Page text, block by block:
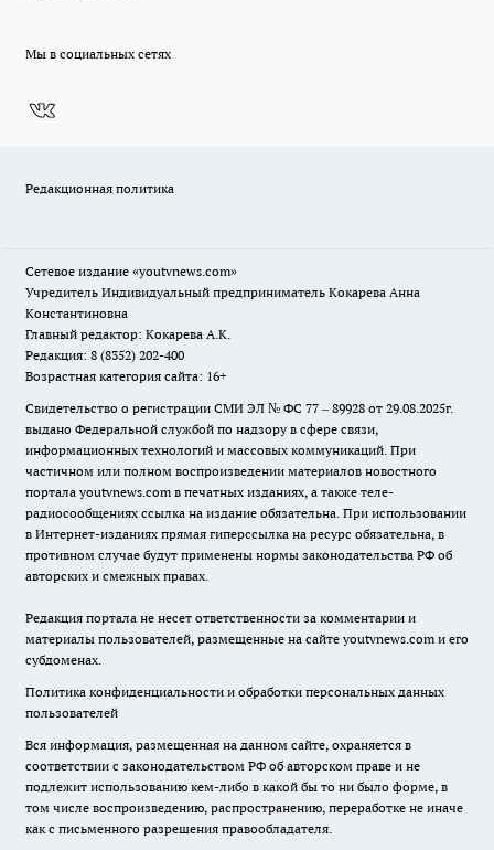
Мы в социальных сетях
Редакционная политика
Сетевое издание «youtvnews.com»
Учредитель Индивидуальный предприниматель Кокарева Анна
Константиновна
Главный редактор: Кокарева А.К.
Редакция: 8 (8352) 202-400
Возрастная категория сайта: 16+
Свидетельство о регистрации СМИ ЭЛ № ФС 77 – 89928 от 29.08.2025г.
выдано Федеральной службой по надзору в сфере связи,
информационных технологий и массовых коммуникаций. При
частичном или полном воспроизведении материалов новостного
портала youtvnews.com в печатных изданиях, а также теле-
радиосообщениях ссылка на издание обязательна. При использовании
в Интернет-изданиях прямая гиперссылка на ресурс обязательна, в
противном случае будут применены нормы законодательства РФ об
авторских и смежных правах.
Редакция портала не несет ответственности за комментарии и
материалы пользователей, размещенные на сайте youtvnews.com и его
субдоменах.
Политика конфиденциальности и обработки персональных данных
пользователей
Вся информация, размещенная на данном сайте, охраняется в
соответствии с законодательством РФ об авторском праве и не
подлежит использованию кем-либо в какой бы то ни было форме, в
том числе воспроизведению, распространению, переработке не иначе
как с письменного разрешения правообладателя.